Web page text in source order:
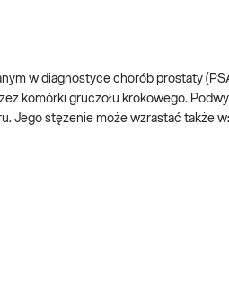
w diagnostyce chorób prostaty
komórki gruczołu krokowego.
Jego stężenie może wzrastać także w: